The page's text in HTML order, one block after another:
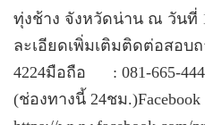
ทุ่งช้าง จังหวัดน่าน ณ วันที่
ละเอียดเพิ่มเติมติดต่อสอบ
4224มือถือ : 081-665-
(ช่องทางนี้ 24ชม.)Facebook